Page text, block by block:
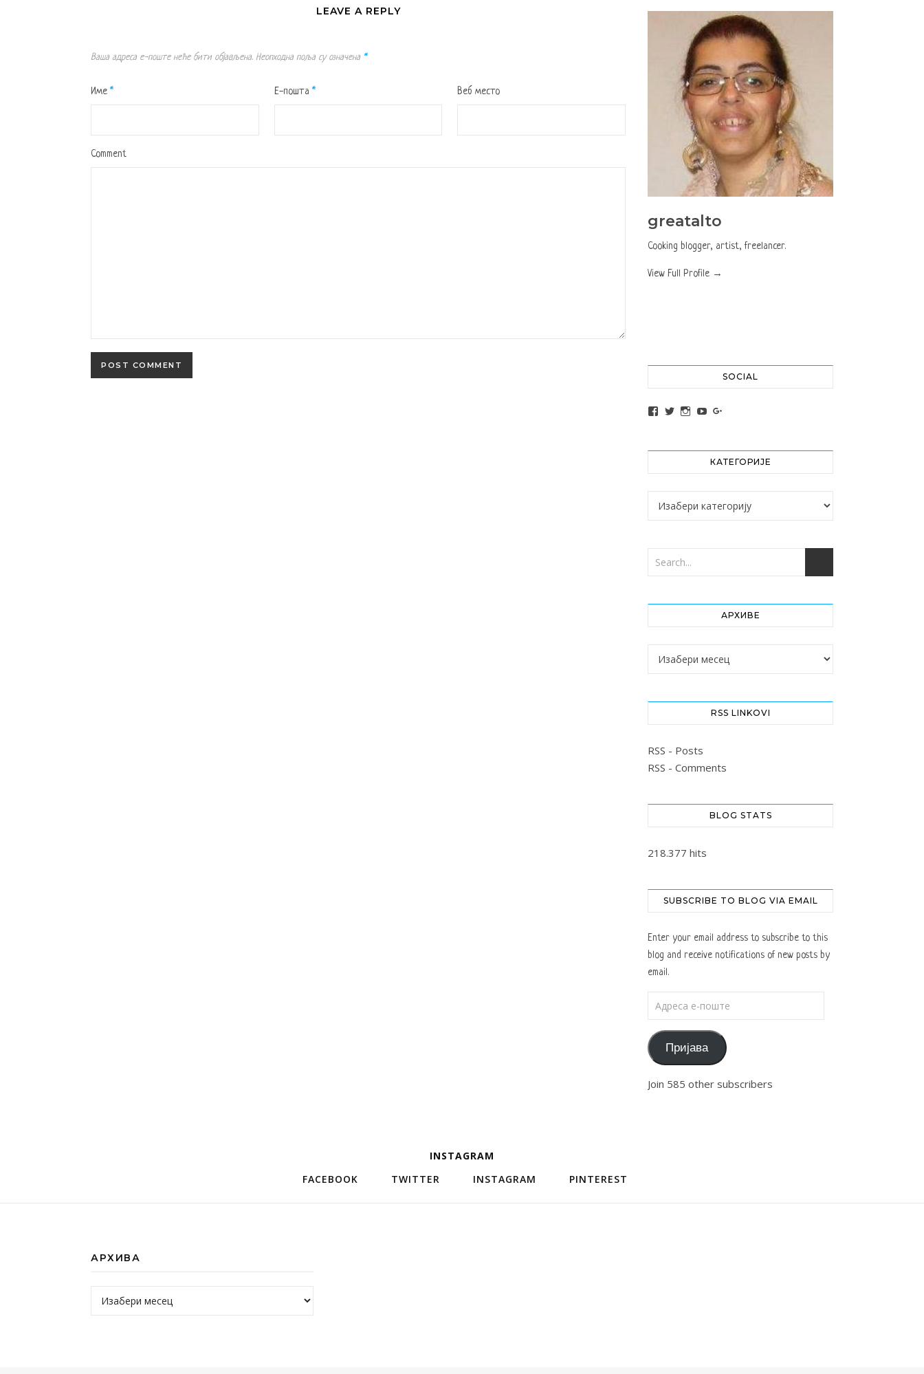
LEAVE A REPLY
Ваша адреса е-поште неће бити објављена. Неопходна поља су означена *
Име * Е-пошта * Веб место
Comment
greatalto
Cooking blogger, artist, freelancer.
View Full Profile →
SOCIAL
View altochef’s profile on Facebook
View jovancica73’s profile on Twitter
View jovancica73’s profile on Instagram
View jovancica73’s profile on YouTube
КАТЕГОРИЈЕ
Категорије
АРХИВЕ
Архиве
RSS LINKOVI
RSS - Posts
RSS - Comments
BLOG STATS
218.377 hits
SUBSCRIBE TO BLOG VIA EMAIL
Enter your email address to subscribe to this
blog and receive notifications of new posts by
email.
Пријава
Join 585 other subscribers
INSTAGRAM
FACEBOOK
TWITTER INSTAGRAM PINTEREST
АРХИВА
Архива